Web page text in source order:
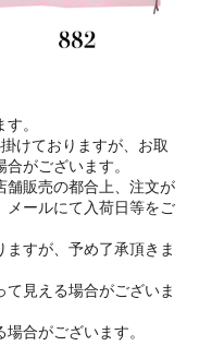
。
けておりますが、お取
がございます。
販売の都合上、注文が
メールにて入荷日等をご
すが、予め了承頂きま
見える場合がございま
合がございます。